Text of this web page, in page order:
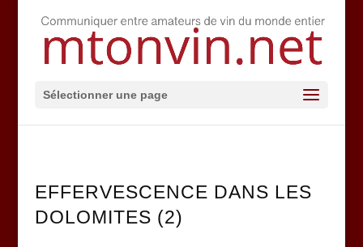
Sélectionner une page
EFFERVESCENCE DANS LES
DOLOMITES (2)